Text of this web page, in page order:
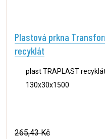
Plastová prkna
recyklát
plast TRAPLAST
130x30x1500
265,43 Kč